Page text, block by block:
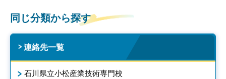
同じ分類から探す
連絡先一覧
石川県立小松産業技術専門校